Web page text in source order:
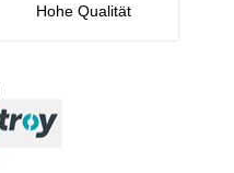
Hohe Qualität